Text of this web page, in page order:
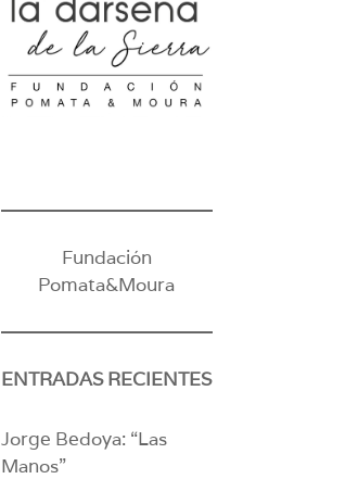
Fundación
Pomata&Moura
ENTRADAS RECIENTES
Jorge Bedoya: “Las
Manos”